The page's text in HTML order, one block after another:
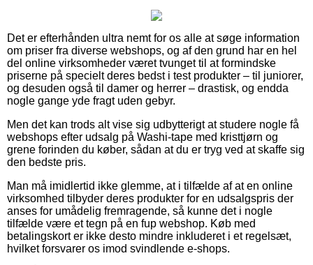
Det er efterhånden ultra nemt for os alle at søge information
om priser fra diverse webshops, og af den grund har en hel
del online virksomheder været tvunget til at formindske
priserne på specielt deres bedst i test produkter – til juniorer,
og desuden også til damer og herrer – drastisk, og endda
nogle gange yde fragt uden gebyr.
Men det kan trods alt vise sig udbytterigt at studere nogle få
webshops efter udsalg på Washi-tape med kristtjørn og
grene forinden du køber, sådan at du er tryg ved at skaffe sig
den bedste pris.
Man må imidlertid ikke glemme, at i tilfælde af at en online
virksomhed tilbyder deres produkter for en udsalgspris der
anses for umådelig fremragende, så kunne det i nogle
tilfælde være et tegn på en fup webshop. Køb med
betalingskort er ikke desto mindre inkluderet i et regelsæt,
hvilket forsvarer os imod svindlende e-shops.